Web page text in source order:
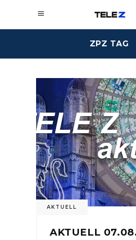
ZPZ TAG
AKTUELL
AKTUELL